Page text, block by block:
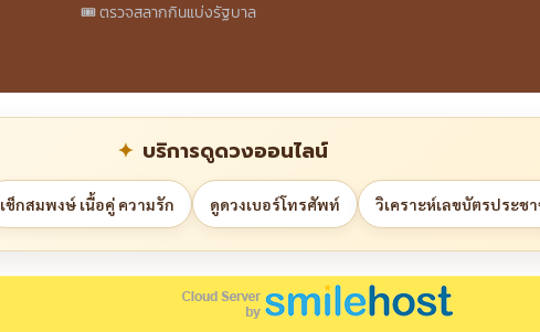
🎟️ ตรวจสลากกินแบ่งรัฐบาล
บริการดูดวงออนไลน์
เช็กสมพงษ์ เนื้อคู่ ความรัก ดูดวงเบอร์โทรศัพท์ วิเคราะห์เลขบัตรประช